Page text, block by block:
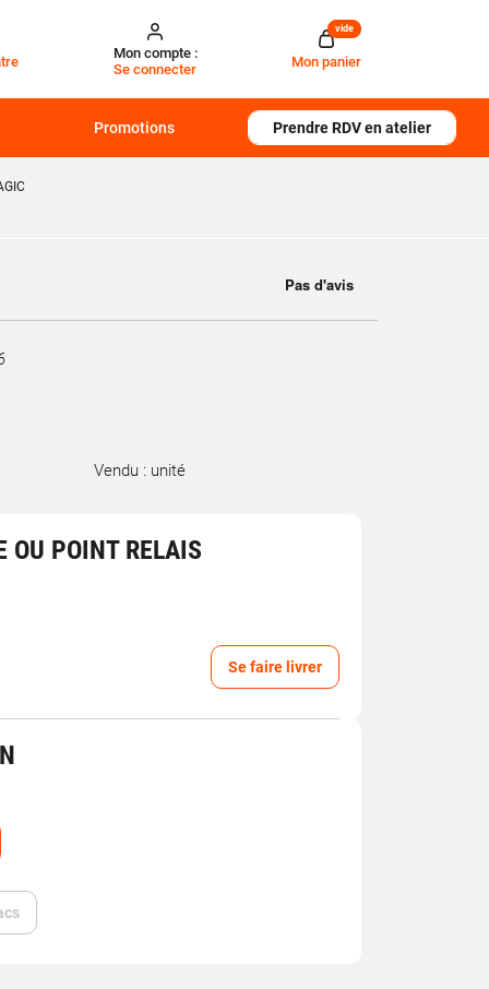
Mon compte :
Se connecter
Mon panier
vide
Promotions Prendre RDV en atelier
Vendu : unité
OU POINT RELAIS
Se faire livrer